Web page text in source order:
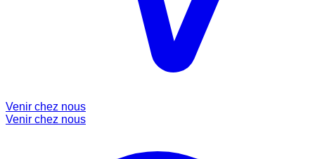
Venir chez nous
Venir chez nous